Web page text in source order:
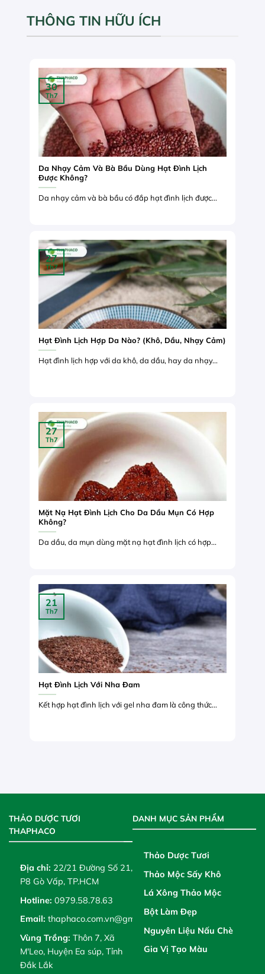
THÔNG TIN HỮU ÍCH
Da Nhạy Cảm Và Bà Bầu Dùng Hạt Đình Lịch
Được Không?
Da nhạy cảm và bà bầu có đắp hạt đình lịch được...
30
Th7
Hạt Đình Lịch Hợp Da Nào? (Khô, Dầu, Nhạy Cảm)
Hạt đình lịch hợp với da khô, da dầu, hay da nhạy...
27
Th7
Mặt Nạ Hạt Đình Lịch Cho Da Dầu Mụn Có Hợp
Không?
Da dầu, da mụn dùng mặt nạ hạt đình lịch có hợp...
27
Th7
Hạt Đình Lịch Với Nha Đam
Kết hợp hạt đình lịch với gel nha đam là công thức...
21
Th7
THẢO DƯỢC TƯƠI
THAPHACO
Địa chỉ: 22/21 Đường Số 21,
P8 Gò Vấp, TP.HCM
Hotline: 0979.58.78.63
Email: thaphaco.com.vn@gmail.com
Vùng Trồng: Thôn 7, Xã
M'Leo, Huyện Ea súp, Tỉnh
Đắk Lắk
DANH MỤC SẢN PHẨM
Thảo Dược Tươi
Thảo Mộc Sấy Khô
Lá Xông Thảo Mộc
Bột Làm Đẹp
Nguyên Liệu Nấu Chè
Gia Vị Tạo Màu